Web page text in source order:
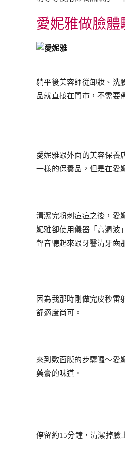
愛妮雅做臉體
躺平後美容師從卸妝、洗
品就直接在門市，不需要
愛妮雅跟外面的美容保養
一樣的保養品，但是在愛
清潔完粉刺痘痘之後，愛
妮雅卻使用儀器「高週波
聲音聽起來跟牙醫清牙齒
因為我那時剛做完皮秒雷
舒適度尚可。
來到敷面膜的步驟囉～愛
藥膏的味道。
停留約15分鐘，清潔掉臉